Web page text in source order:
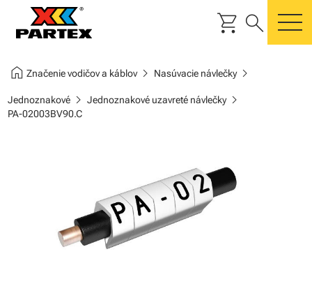
shopping_cart search
home Značenie vodičov a káblovchevron_right Nasúvacie návlečkychevron_right
Jednoznakovéchevron_right Jednoznakové uzavreté návlečkychevron_right
PA-02003BV90.C